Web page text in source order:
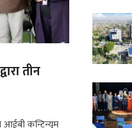
तीन